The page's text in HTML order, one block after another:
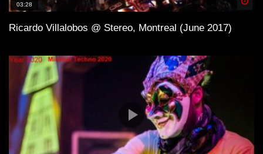
03:28
Ricardo Villalobos @ Stereo, Montreal (June 2017)